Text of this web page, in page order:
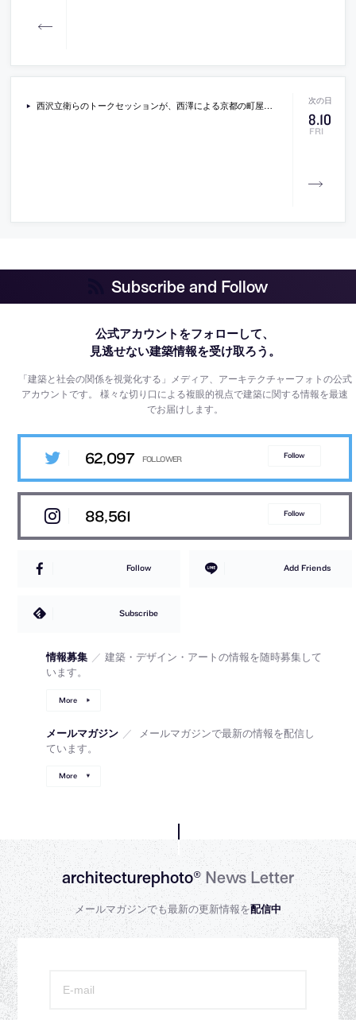
8.10
FRI
西沢立衛らのトークセッションが、西澤による京都の町屋を改修した住まいとサロン「徳田邸」で開催
Subscribe and Follow
公式アカウントをフォローして、
見逃せない建築情報を受け取ろう。
「建築と社会の関係を視覚化する」メディア、アーキテクチャーフォトの公式
アカウントです。様々な切り口による複眼的視点で建築に関する情報を最速
でお届けします。
62,097 Follow
88,561 Follow
Follow Add Friends
Subscribe
情報募集 ／ 建築・デザイン・アートの情報を随時募集して
います。
More
メールマガジン ／
メールマガジンで最新の情報を配信し
ています。
More
architecturephoto®News Letter
メールマガジンでも最新の更新情報を配信中